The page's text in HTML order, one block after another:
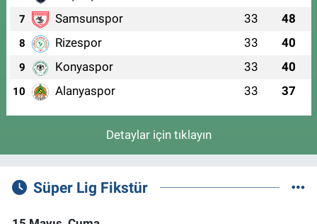
7 Samsunspor 33 48
8 Rizespor 33 40
9 Konyaspor 33 40
10 Alanyaspor 33 37
Detaylar için tıklayın
Süper Lig Fikstür